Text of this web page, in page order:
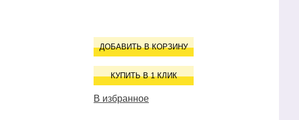
ДОБАВИТЬ В КОРЗИНУ
КУПИТЬ В 1 КЛИК
В избранное